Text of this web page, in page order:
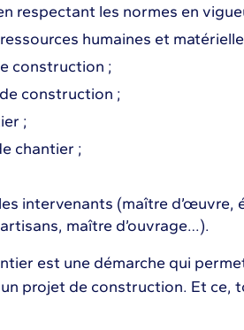
respectant les normes en
humaines et
construction ;
construction ;
;
chantier ;
intervenants (maître d’œuvre,
maître d’ouvrage…).
est une démarche qui
projet de construction. Et ce,